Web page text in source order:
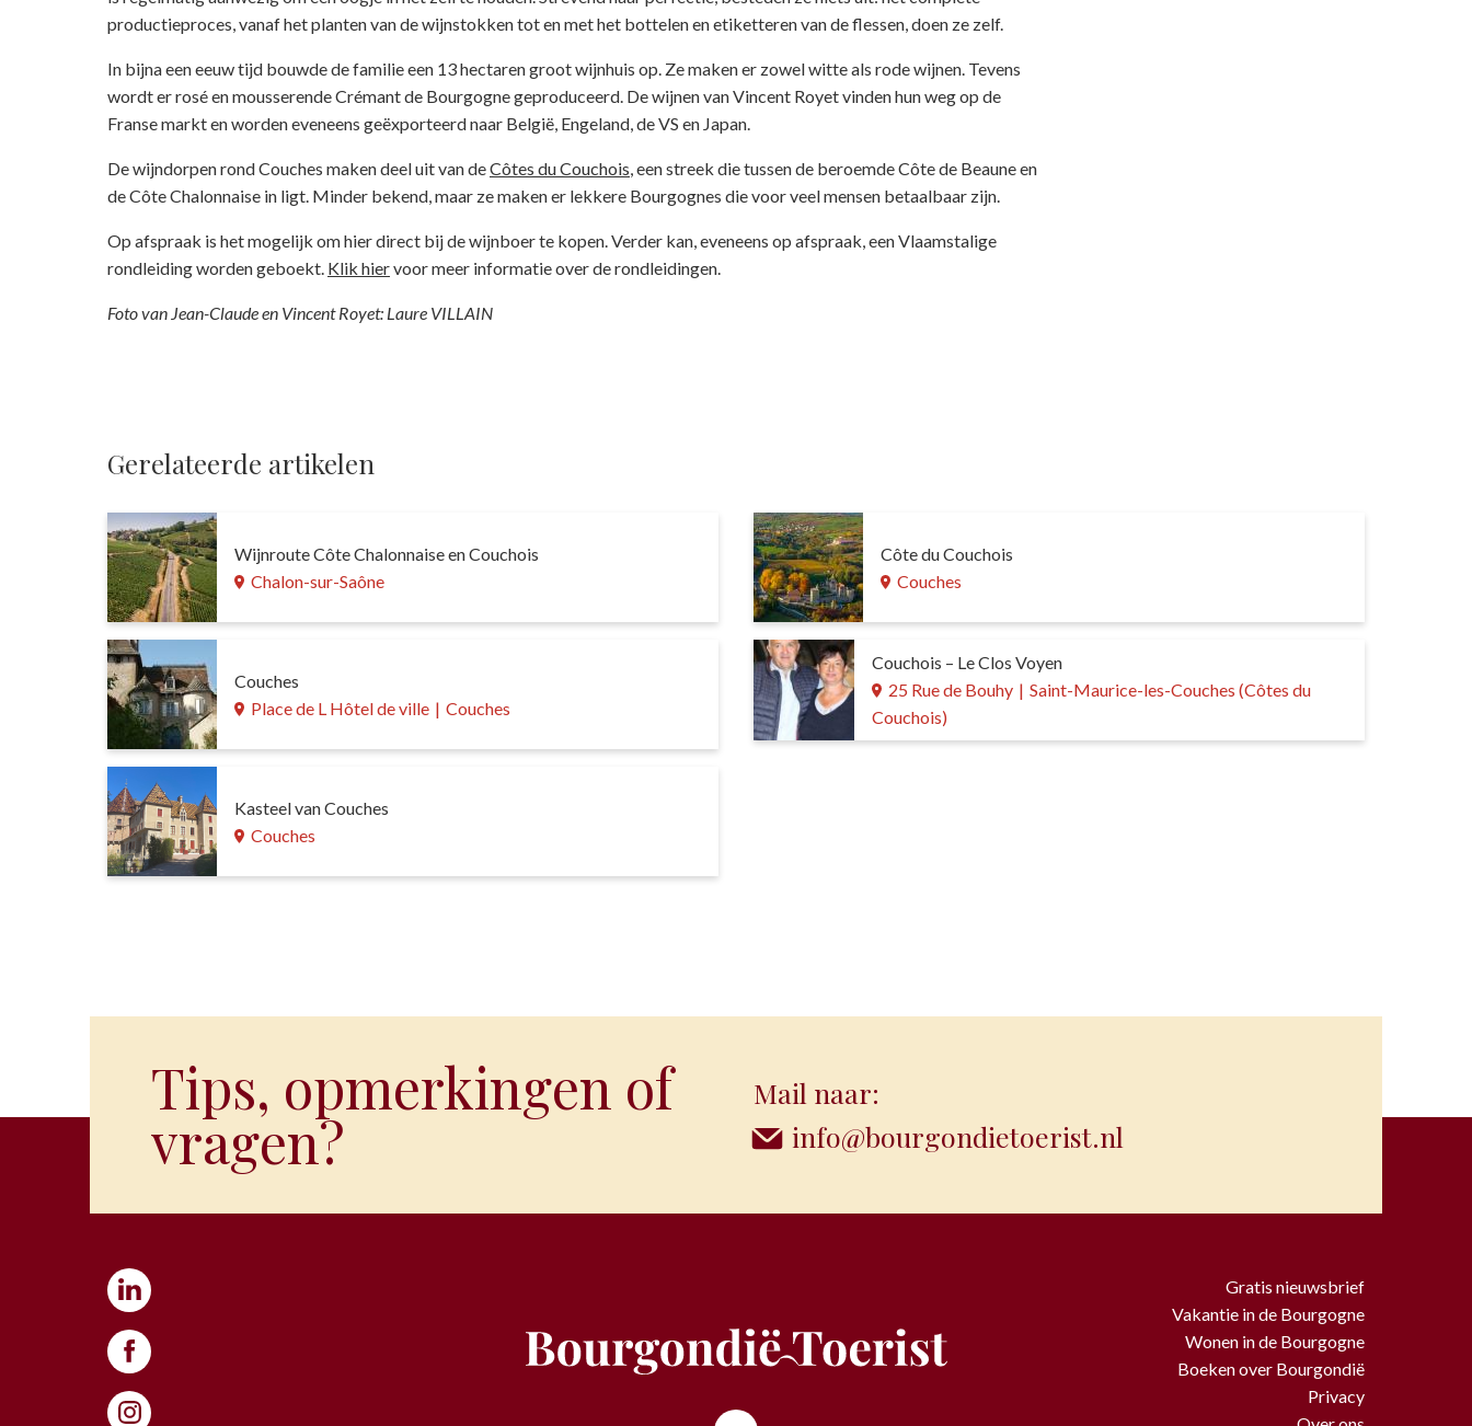
productieproces, vanaf het planten van de wijnstokken tot en met het bottelen en etiketteren van de flessen, doen ze zelf.
In bijna een eeuw tijd bouwde de familie een 13 hectaren groot wijnhuis op. Ze maken er zowel witte als rode wijnen. Tevens
wordt er rosé en mousserende Crémant de Bourgogne geproduceerd. De wijnen van Vincent Royet vinden hun weg op de
Franse markt en worden eveneens geëxporteerd naar België, Engeland, de VS en Japan.
De wijndorpen rond Couches maken deel uit van deCôtes du Couchois , een streek die tussen de beroemde Côte de Beaune en
de Côte Chalonnaise in ligt. Minder bekend, maar ze maken er lekkere Bourgognes die voor veel mensen betaalbaar zijn.
Op afspraak is het mogelijk om hier direct bij de wijnboer te kopen. Verder kan, eveneens op afspraak, een Vlaamstalige
rondleiding worden geboekt. Klik hiervoor meer informatie over de rondleidingen.
Foto van Jean-Claude en Vincent Royet: Laure VILLAIN
Gerelateerde artikelen
Wijnroute Côte Chalonnaise en Couchois
Chalon-sur-Saône
Couches
Place de L Hôtel de ville | Couches
Kasteel van Couches
Couches
Côte du Couchois
Couches
Couchois – Le Clos Voyen
25 Rue de Bouhy | Saint-Maurice-les-Couches (Côtes du
Couchois)
Tips, opmerkingen of
vragen?
Mail naar:
info@bourgondietoerist.nl
Gratis nieuwsbrief
Vakantie in de Bourgogne
Wonen in de Bourgogne
Boeken over Bourgondië
Privacy